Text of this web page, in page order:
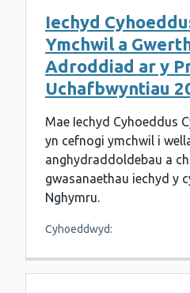
Iechyd
Ymchwil a
Adroddiad ar y
Uchafbwyntiau
Mae Iechyd Cyhoeddus
yn cefnogi ymchwil i
anghydraddoldebau a
gwasanaethau iechyd y
Nghymru.
Cyhoeddwyd: